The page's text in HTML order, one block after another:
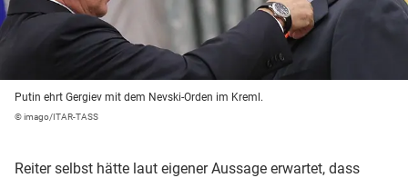
Putin ehrt Gergiev mit dem Nevski-Orden im Kreml.
© imago/ITAR-TASS
Reiter selbst hätte laut eigener Aussage erwartet, dass